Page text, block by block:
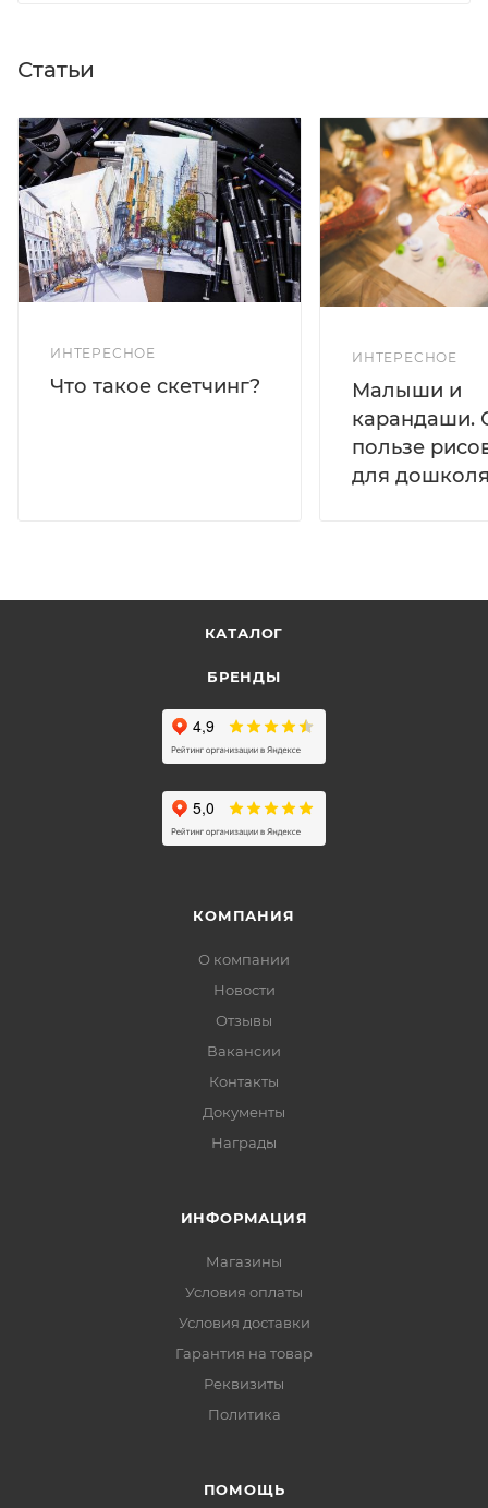
Статьи
ИНТЕРЕСНОЕ
Что такое скетчинг?
ИНТЕРЕСНОЕ
Малыши и
карандаши.
пользе
для
КАТАЛОГ
БРЕНДЫ
КОМПАНИЯ
О компании
Новости
Отзывы
Вакансии
Контакты
Документы
Награды
ИНФОРМАЦИЯ
Магазины
Условия оплаты
Условия доставки
Гарантия на товар
Реквизиты
Политика
ПОМОЩЬ